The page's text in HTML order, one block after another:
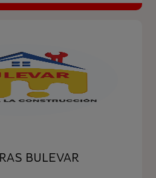
BULEVAR